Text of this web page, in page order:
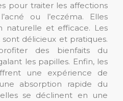
pour traiter les affections
ou l’eczéma. Elles
naturelle et efficace. Les
sont délicieux et pratiques.
des bienfaits du
les papilles. Enfin, les
une expérience de
absorption rapide du
se déclinent en une